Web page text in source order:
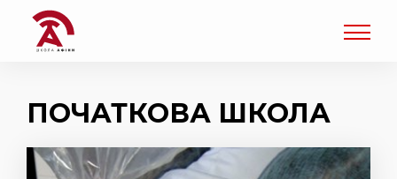
ПОЧАТКОВА ШКОЛА